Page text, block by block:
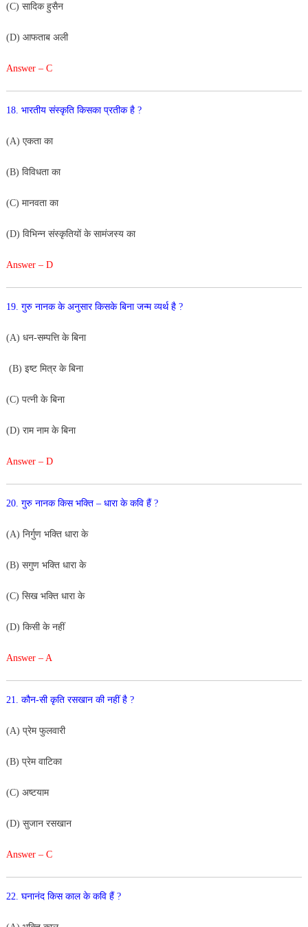
(C) सादिक हुसैन
(D) आफताब अली
Answer – C
18. भारतीय संस्कृति किसका प्रतीक है ?
(A) एकता का
(B) विविधता का
(C) मानवता का
(D) विभिन्न संस्कृतियों के सामंजस्य का
Answer – D
19. गुरु नानक के अनुसार किसके बिना जन्म व्यर्थ है ?
(A) धन-सम्पत्ति के बिना
(B) इष्ट मित्र के बिना
(C) पत्नी के बिना
(D) राम नाम के बिना
Answer – D
20. गुरु नानक किस भक्ति – धारा के कवि हैं ?
(A) निर्गुण भक्ति धारा के
(B) सगुण भक्ति धारा के
(C) सिख भक्ति धारा के
(D) किसी के नहीं
Answer – A
21. कौन-सी कृति रसखान की नहीं है ?
(A) प्रेम फुलवारी
(B) प्रेम वाटिका
(C) अष्टयाम
(D) सुजान रसखान
Answer – C
22. घनानंद किस काल के कवि हैं ?